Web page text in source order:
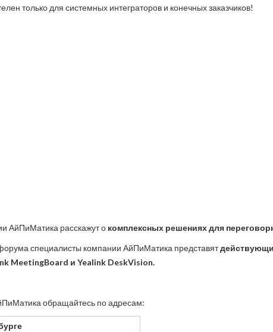
только для системных интеграторов и конечных заказчиков!
АйПиМатика расскажут о комплексных решениях для
специалисты компании АйПиМатика представят
MeetingBoard и Yealink DeskVision.
обращайтесь по адресам: